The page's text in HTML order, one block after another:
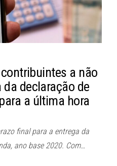
a não
declaração de
a última hora
final para a entrega da
ano base 2020. Com…